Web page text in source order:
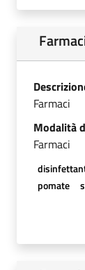
Farmaci
Modalità
Farmaci
pomate